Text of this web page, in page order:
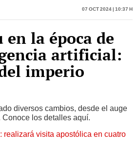
07 Oct 2024 | 10:37 h
en la época de
artificial:
imperio
diversos cambios, desde el auge
los detalles aquí.
visita apostólica en cuatro